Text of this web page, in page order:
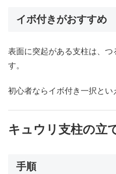
イボ付きがおすすめ
表面に突起がある支柱は、つ
す。
初心者ならイボ付き一択とい
キュウリ支柱の立
手順